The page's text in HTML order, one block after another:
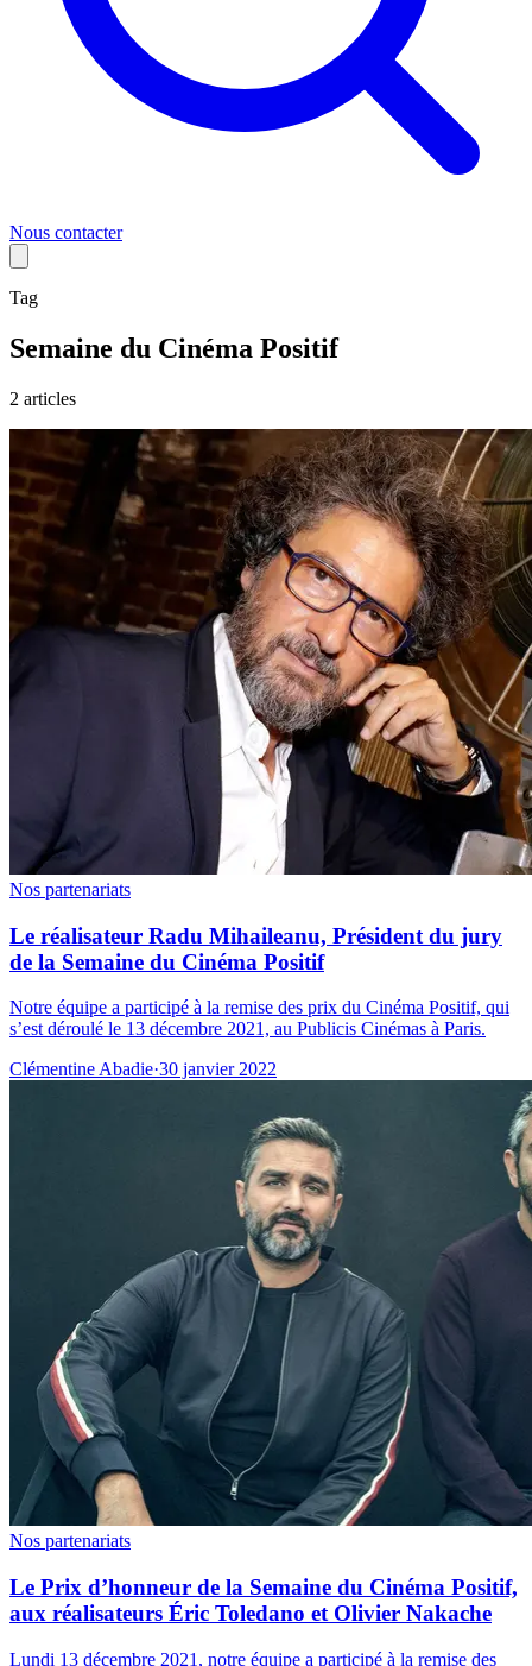
Nous contacter
Tag
Semaine du Cinéma Positif
2 articles
Nos partenariats
Le réalisateur Radu Mihaileanu, Président du jury
de la Semaine du Cinéma Positif
Notre équipe a participé à la remise des prix du Cinéma Positif, qui
s’est déroulé le 13 décembre 2021, au Publicis Cinémas à Paris.
Clémentine Abadie·30 janvier 2022
Nos partenariats
Le Prix d’honneur de la Semaine du Cinéma Positif,
aux réalisateurs Éric Toledano et Olivier Nakache
Lundi 13 décembre 2021, notre équipe a participé à la remise des